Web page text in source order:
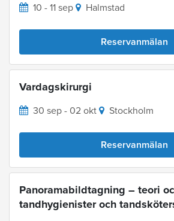
10 - 11 sep Halmstad
Reservanmälan
Vardagskirurgi
30 sep - 02 okt Stockholm
Reservanmälan
Panoramabildtagning – teori
tandhygienister och